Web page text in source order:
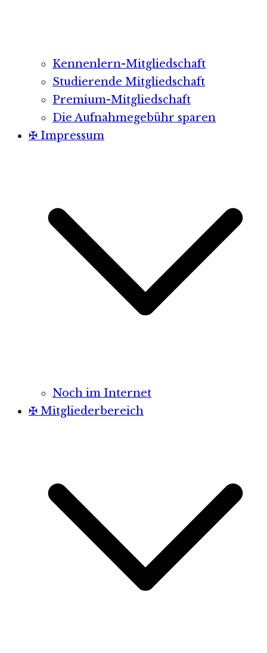
Kennenlern-Mitgliedschaft
Studierende Mitgliedschaft
Premium-Mitgliedschaft
Die Aufnahmegebühr sparen
✠ Impressum
Noch im Internet
✠ Mitgliederbereich